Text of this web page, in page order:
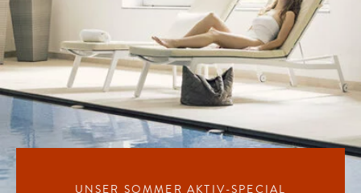
UNSER SOMMER AKTIV-SPECIAL